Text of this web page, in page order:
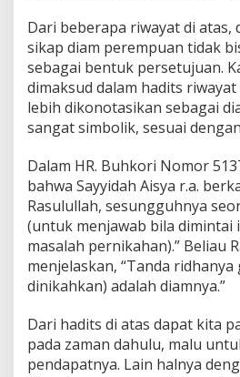
Dari beberapa riwayat di atas,
sikap diam perempuan tidak
sebagai bentuk persetujuan.
dimaksud dalam hadits riwayat
lebih dikonotasikan sebagai
sangat simbolik, sesuai
Dalam HR. Buhkori Nomor
bahwa Sayyidah Aisya r.a.
Rasulullah, sesungguhnya
(untuk menjawab bila dimintai
masalah pernikahan).” Beliau
menjelaskan, “Tanda
dinikahkan) adalah diamnya.”
Dari hadits di atas dapat kita
pada zaman dahulu, malu
pendapatnya. Lain halnya